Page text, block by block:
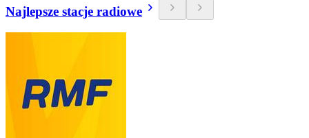
Najlepsze stacje radiowe